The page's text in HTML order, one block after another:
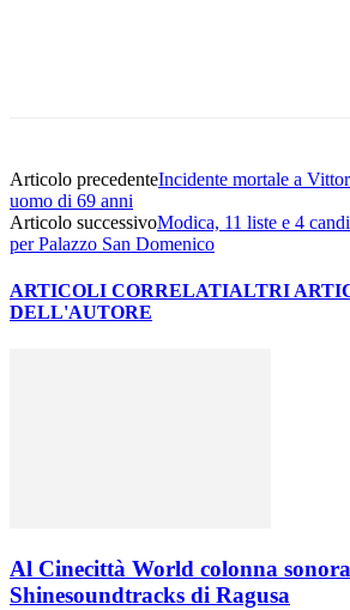
Articolo precedenteIncidente mortale a
uomo di 69 anni
Articolo successivoModica, 11 liste e 4
per Palazzo San Domenico
ARTICOLI CORRELATIALTRI
DELL'AUTORE
Al Cinecittà World colonna sonora
Shinesoundtracks di Ragusa